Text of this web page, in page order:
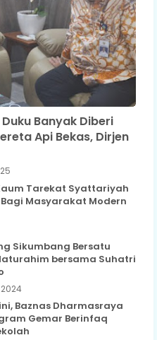
Banyak Diberi
Api Bekas, Dirjen
Tarekat Syattariyah
Masyarakat Modern
Sikumbang Bersatu
bersama Suhatri
Baznas Dharmasraya
Gemar Berinfaq